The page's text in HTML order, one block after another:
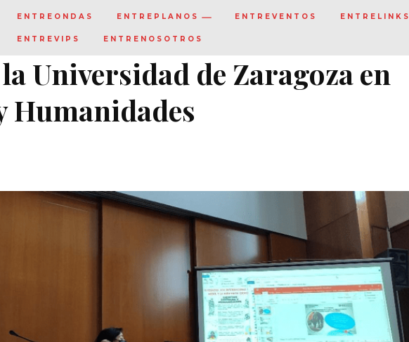
ENTREONDAS ENTREPLANOS ENTREVENTOS ENTRELINKS
ENTREVIPS ENTRENOSOTROS
Universidad de Zaragoza en
Humanidades